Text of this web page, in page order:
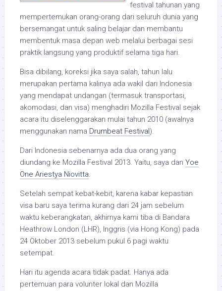
festival tahunan yang
mempertemukan orang-orang dari seluruh dunia yang
bersemangat untuk saling belajar dan membantu
membentuk masa depan web melalui berbagai sesi
praktik langsung yang produktif selama tiga hari.
Bisa dibilang, koreksi jika saya salah, tahun lalu
merupakan pertama kalinya ada wakil dari Indonesia
yang mendapat undangan (termasuk transportasi,
akomodasi, dan visa) menghadiri Mozilla Festival sejak
acara itu diselenggarakan mulai tahun 2010 (awalnya
menggunakan nama Drumbeat Festival).
Dari Indonesia sebenarnya ada dua orang yang
diundang ke Mozilla Festival 2013. Yaitu, saya dan Yoe
One Ariestya Niovitta.
Setelah sempat kebat-kebit, karena kabar kepastian
visa baru saya terima kurang dari 24 jam sebelum
waktu keberangkatan, akhirnya kami tiba di Bandara
Heathrow London (LHR), Inggris (via Hong Kong) pada
24 Oktober 2013 sebelum pukul 6 pagi waktu
setempat.
Hari itu agenda acara tidak padat. Hanya ada
pertemuan para volunter lokal dan Mozilla